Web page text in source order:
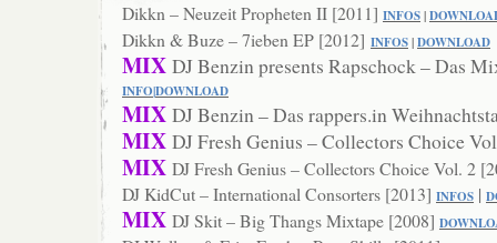
Dikkn – Neuzeit Propheten II [2011] INFOS|
Dikkn & Buze – 7ieben EP [2012] INFOS|DOWNLOAD
MIX DJ Benzin presents Rapschock – Das
INFO|DOWNLOAD
MIX DJ Benzin – Das rappers.in
MIX DJ Fresh Genius – Collectors Choice
MIX DJ Fresh Genius – Collectors Choice Vol. 2
DJ KidCut – International Consorters [2013] INFOS |
MIX DJ Skit – Big Thangs Mixtape [2008]